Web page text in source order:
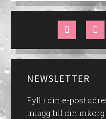
NEWSLETTER
Fyll i din e-post
inlägg till din inkorg